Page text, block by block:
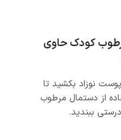
کودک حاوی
نوزاد بکشید تا
از دستمال مرطوب
ببندید.